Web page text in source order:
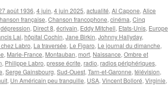
août 1936, 4 juin, 4 juin 2025, actualité, Al Capone, Alice
française, Chanson francophone, cinéma, Cinq
dépression, Direct 8, écrivain, Eddy Mitchell, Etats-Unis, Europe
Lai, hôpital Cochin, Jane Birkin, Johnny Hallyday,
Labro, La traversée, Le Figaro, Le journal du dimanche,
, Marie-France, Montauban, mort, Naissance, Ombre et
, Philippe Labro, presse écrite, radio, radios périphériques,
, Serge Gainsbourg, Sud-Ouest, Tarn-et-Garonne, télévision,
, Un Américain peu tranquille, USA, Vincent Bolloré, Virginie,